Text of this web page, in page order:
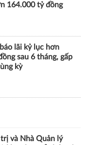
164.000 tỷ đồng
lãi kỷ lục hơn
sau 6 tháng, gấp
kỳ
và Nhà Quản lý